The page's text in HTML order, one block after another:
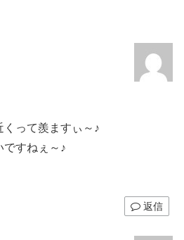
って羨ますぃ～♪
ですねぇ～♪
返信